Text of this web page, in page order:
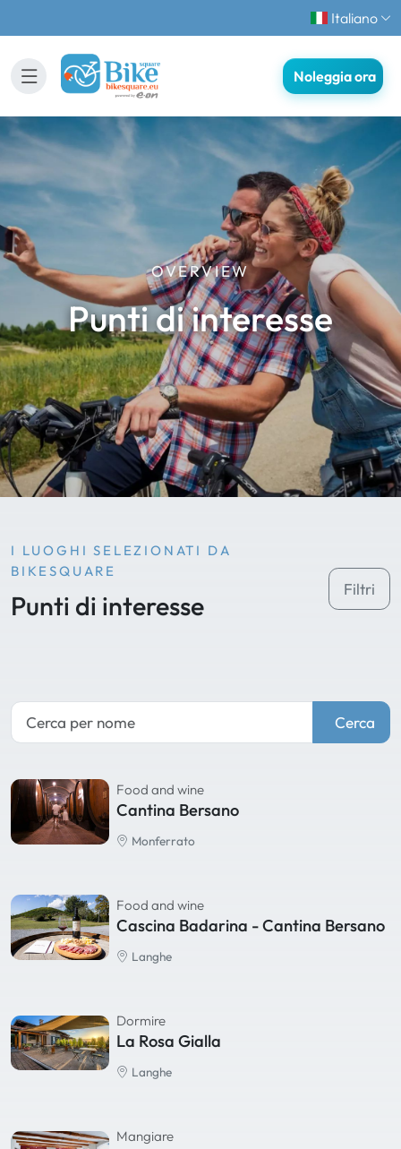
Italiano
Noleggia ora
OVERVIEW
Punti di interesse
I LUOGHI SELEZIONATI DA
BIKESQUARE
Punti di interesse
Filtri
Cerca
Food and wine
Cantina Bersano
Monferrato
Food and wine
Cascina Badarina - Cantina Bersano
Langhe
Dormire
La Rosa Gialla
Langhe
Mangiare